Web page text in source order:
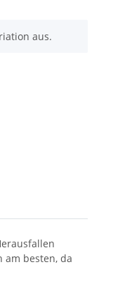
aus.
am besten, da